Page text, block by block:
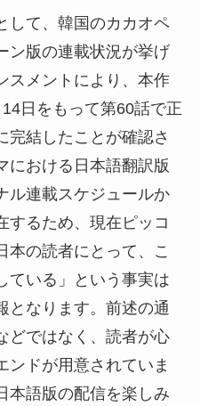
して、韓国のカカオペ
ン版の連載状況が挙げ
スメントにより、本作
日をもって第60話で正
完結したことが確認さ
における日本語翻訳版
ル連載スケジュールか
するため、現在ピッコ
本の読者にとって、こ
ている」という事実は
となります。前述の通
どではなく、読者が心
ンドが用意されていま
本語版の配信を楽しみ